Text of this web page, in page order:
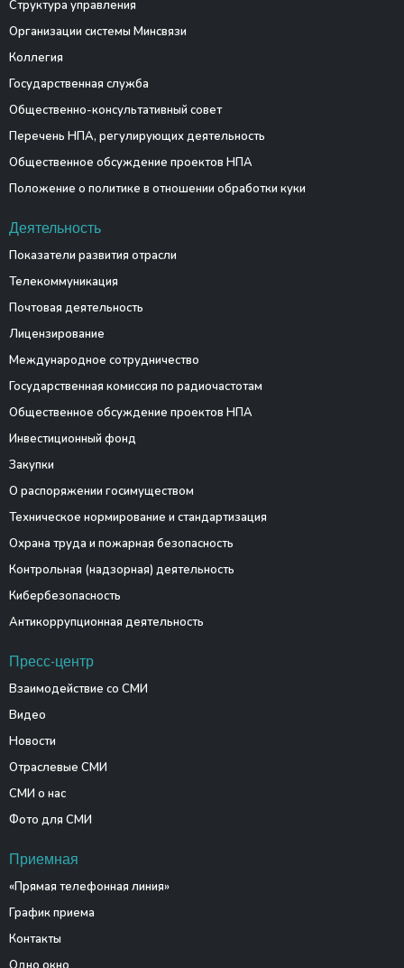
Структура управления
Организации системы Минсвязи
Коллегия
Государственная служба
Общественно-консультативный совет
Перечень НПА, регулирующих деятельность
Общественное обсуждение проектов НПА
Положение о политике в отношении обработки куки
Деятельность
Показатели развития отрасли
Телекоммуникация
Почтовая деятельность
Лицензирование
Международное сотрудничество
Государственная комиссия по радиочастотам
Общественное обсуждение проектов НПА
Инвестиционный фонд
Закупки
О распоряжении госимуществом
Техническое нормирование и стандартизация
Охрана труда и пожарная безопасность
Контрольная (надзорная) деятельность
Кибербезопасность
Антикоррупционная деятельность
Пресс-центр
Взаимодействие со СМИ
Видео
Новости
Отраслевые СМИ
СМИ о нас
Фото для СМИ
Приемная
«Прямая телефонная линия»
График приема
Контакты